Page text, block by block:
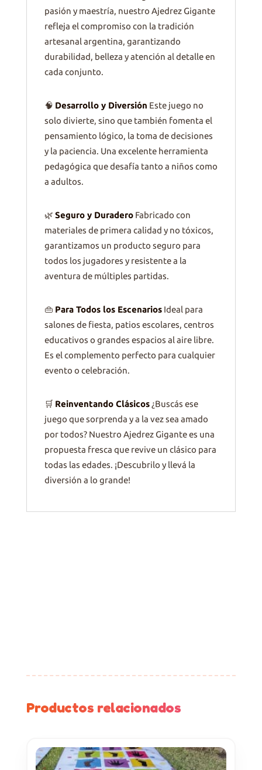
pasión y maestría, nuestro Ajedrez Gigante
refleja el compromiso con la tradición
artesanal argentina, garantizando
durabilidad, belleza y atención al detalle en
cada conjunto.
🧠 Desarrollo y Diversión Este juego no
solo divierte, sino que también fomenta el
pensamiento lógico, la toma de decisiones
y la paciencia. Una excelente herramienta
pedagógica que desafía tanto a niños como
a adultos.
🌿 Seguro y DuraderoFabricado con
materiales de primera calidad y no tóxicos,
garantizamos un producto seguro para
todos los jugadores y resistente a la
aventura de múltiples partidas.
👜 Para Todos los EscenariosIdeal para
salones de fiesta, patios escolares, centros
educativos o grandes espacios al aire libre.
Es el complemento perfecto para cualquier
evento o celebración.
🛒 Reinventando Clásicos¿Buscás ese
juego que sorprenda y a la vez sea amado
por todos? Nuestro Ajedrez Gigante es una
propuesta fresca que revive un clásico para
todas las edades. ¡Descubrilo y llevá la
diversión a lo grande!
Productos relacionados